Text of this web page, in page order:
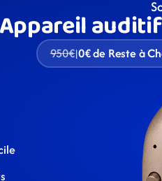
Appareil auditif
950€|0€ de Reste à